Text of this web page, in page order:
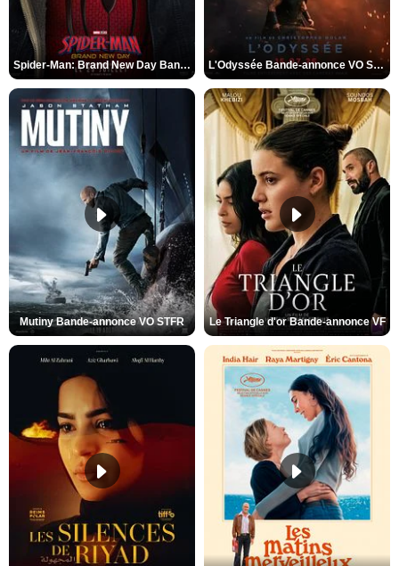
Spider-Man: Brand New Day Bande-annonce VO STFR L'Odyssée Bande-annonce VO STFR
Mutiny Bande-annonce VO STFR Le Triangle d'or Bande-annonce VF